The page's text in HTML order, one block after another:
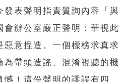
發表聲明指責質詢內容「與
會辦公室嚴正聲明：華視此
惡意捏造。一個標榜求真求
為帶頭造謠、混淆視聽的機
！這份聲明的謬誤有四